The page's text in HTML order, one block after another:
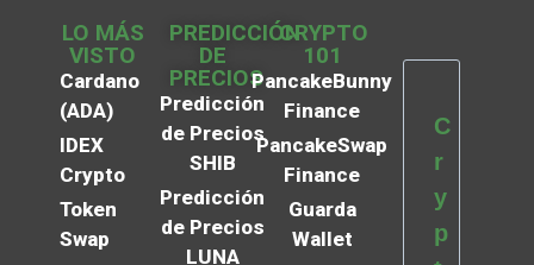
LO MÁS
VISTO
Cardano
(ADA)
IDEX
Crypto
Token
Swap
PREDICCIÓN
DE
PRECIOS
Predicción
de Precios
SHIB
Predicción
de Precios
LUNA
CRYPTO
101
PancakeBunny
Finance
PancakeSwap
Finance
Guarda
Wallet
C
r
y
p